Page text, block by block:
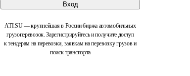
Вход
ATI.SU — крупнейшая в России биржа автомобильных
грузоперевозок. Зарегистрируйтесь и получите доступ
к тендерам на перевозки, заявкам на перевозку грузов и
поиск транспорта